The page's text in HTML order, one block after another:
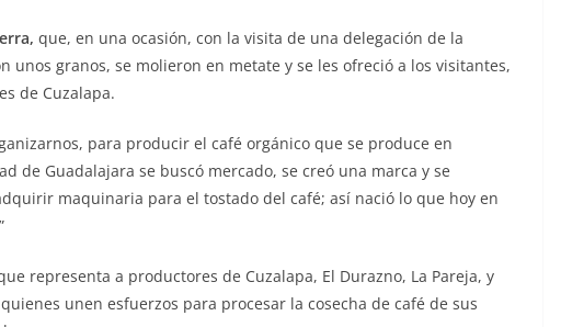
que, en una ocasión, con la visita de una delegación de la
unos granos, se molieron en metate y se les ofreció a los visitantes,
de Cuzalapa.
para producir el café orgánico que se produce en
de Guadalajara se buscó mercado, se creó una marca y se
maquinaria para el tostado del café; así nació lo que hoy en
representa a productores de Cuzalapa, El Durazno, La Pareja, y
unen esfuerzos para procesar la cosecha de café de sus